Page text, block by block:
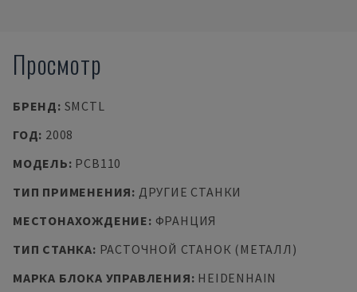
Просмотр
БРЕНД: SMCTL
ГОД: 2008
МОДЕЛЬ: PCB110
ТИП ПРИМЕНЕНИЯ: ДРУГИЕ СТАНКИ
МЕСТОНАХОЖДЕНИЕ: ФРАНЦИЯ
ТИП СТАНКА: РАСТОЧНОЙ СТАНОК (МЕТАЛЛ)
МАРКА БЛОКА УПРАВЛЕНИЯ: HEIDENHAIN